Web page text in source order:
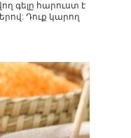
գելը հարուստ է
Դուք կարող